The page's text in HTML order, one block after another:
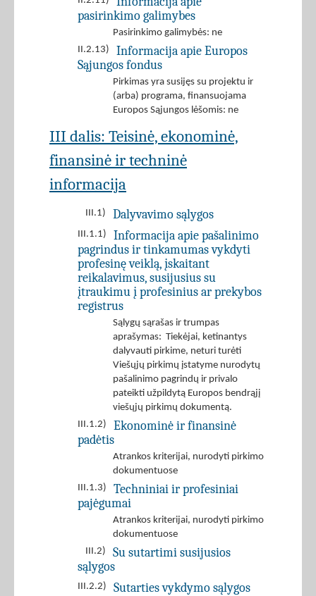
pasirinkimo galimybes
Pasirinkimo galimybės: ne
II.2.13)
Informacija apie Europos
Sąjungos fondus
Pirkimas yra susijęs su projektu ir
(arba) programa, finansuojama
Europos Sąjungos lėšomis: ne
III dalis: Teisinė, ekonominė,
finansinė ir techninė
informacija
III.1) Dalyvavimo sąlygos
III.1.1)
Informacija apie pašalinimo
pagrindus ir tinkamumas vykdyti
profesinę veiklą, įskaitant
reikalavimus, susijusius su
įtraukimu į profesinius ar prekybos
registrus
Sąlygų sąrašas ir trumpas
aprašymas: Tiekėjai, ketinantys
dalyvauti pirkime, neturi turėti
Viešųjų pirkimų įstatyme nurodytų
pašalinimo pagrindų ir privalo
pateikti užpildytą Europos bendrąjį
viešųjų pirkimų dokumentą.
III.1.2)
Ekonominė ir finansinė
padėtis
Atrankos kriterijai, nurodyti pirkimo
dokumentuose
III.1.3)
Techniniai ir profesiniai
pajėgumai
Atrankos kriterijai, nurodyti pirkimo
dokumentuose
III.2)
Su sutartimi susijusios
sąlygos
III.2.2) Sutarties vykdymo sąlygos